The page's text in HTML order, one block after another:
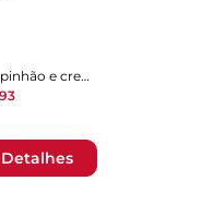
Detalhes
Atuador pneumático de pinhão e cremalheira